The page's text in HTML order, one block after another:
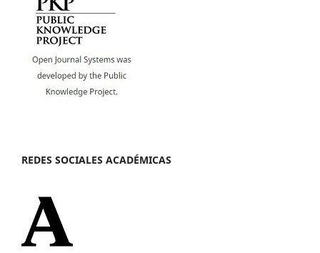
REDES SOCIALES ACADÉMICAS